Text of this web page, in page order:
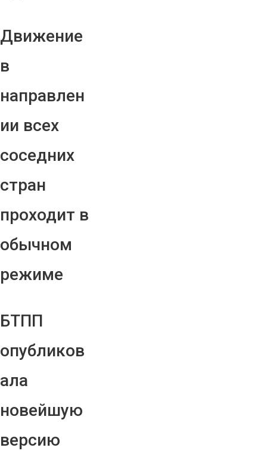
Движение
в
направлен
ии всех
соседних
стран
проходит в
обычном
режиме
БТПП
опубликов
ала
новейшую
версию